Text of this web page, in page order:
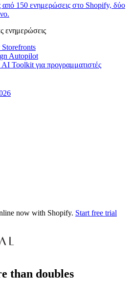
από 150 ενημερώσεις στο Shopify, δύο
ενημερώσεις
Autopilot
Toolkit για προγραμματιστές
now with Shopify. Start free trial
than doubles